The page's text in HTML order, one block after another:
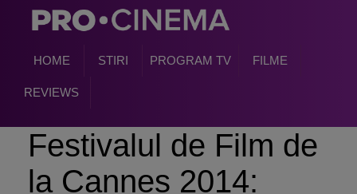
HOME STIRI PROGRAM TV FILME
REVIEWS
Festivalul de Film de
la Cannes 2014: